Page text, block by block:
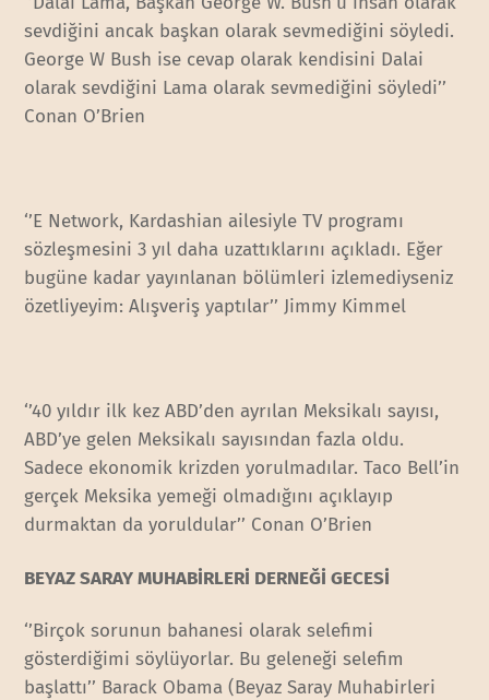
sevdiğini ancak başkan olarak sevmediğini söyledi.
George W Bush ise cevap olarak kendisini Dalai
olarak sevdiğini Lama olarak sevmediğini söyledi’’
Conan O’Brien
‘’E Network, Kardashian ailesiyle TV programı
sözleşmesini 3 yıl daha uzattıklarını açıkladı. Eğer
bugüne kadar yayınlanan bölümleri izlemediyseniz
özetliyeyim: Alışveriş yaptılar’’ Jimmy Kimmel
‘’40 yıldır ilk kez ABD’den ayrılan Meksikalı sayısı,
ABD’ye gelen Meksikalı sayısından fazla oldu.
Sadece ekonomik krizden yorulmadılar. Taco Bell’in
gerçek Meksika yemeği olmadığını açıklayıp
durmaktan da yoruldular’’ Conan O’Brien
BEYAZ SARAY MUHABİRLERİ DERNEĞİ GECESİ
‘’Birçok sorunun bahanesi olarak selefimi
gösterdiğimi söylüyorlar. Bu geleneği selefim
başlattı’’ Barack Obama (Beyaz Saray Muhabirleri